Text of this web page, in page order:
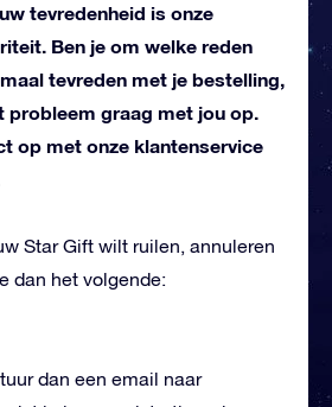
tevredenheid is onze
Ben je om welke reden
tevreden met je bestelling,
probleem graag met jou op.
op met onze klantenservice
Star Gift wilt ruilen, annuleren
dan het volgende:
dan een email naar